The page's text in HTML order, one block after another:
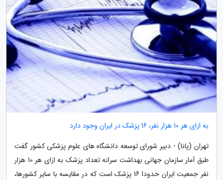
به ازای هر 10 هزار نفر، 16 پزشک در ایران وجود دارد
تهران (پانا) - دبیر شورای توسعه دانشگاه های علوم پزشکی کشور گفت
طبق آمار سازمان جهانی بهداشت سرانه تعداد پزشک به ازای هر 10 هزار
نفر جمعیت ایران حدودا 16 پزشک است که در مقایسه با سایر کشورها،